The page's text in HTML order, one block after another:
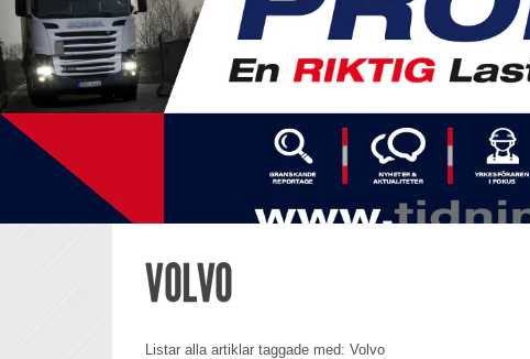
VOLVO
Listar alla artiklar taggade med: Volvo